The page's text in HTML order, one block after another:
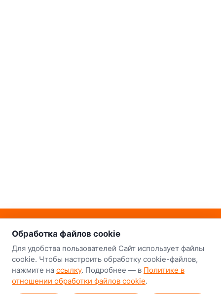
о нас
Наш склад-магазин:
Минск
8-й Путепроводный переулок, 5
GPS53.924752, 27.489820
Обработка файлов cookie
Для удобства пользователей Сайт использует файлы
cookie. Чтобы настроить обработку cookie-файлов,
нажмите на ссылку. Подробнее — в Политике в
отношении обработки файлов cookie.